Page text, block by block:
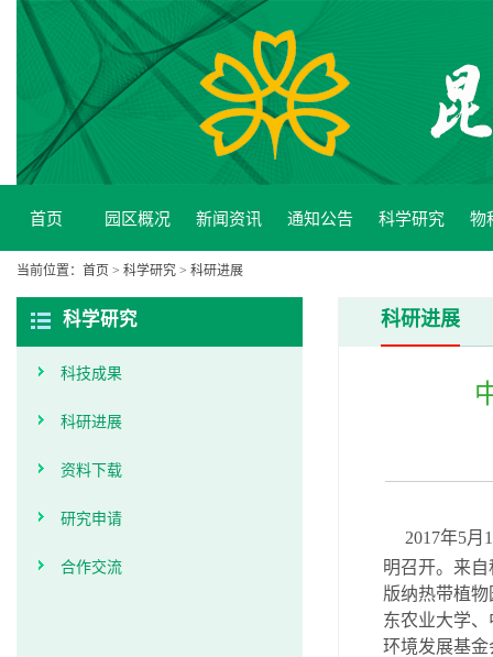
首页 园区概况 新闻资讯 通知公告 科学研究 物
当前位置： 首页 > 科学研究 > 科研进展
科学研究
科技成果
科研进展
资料下载
研究申请
合作交流
科研进展
2017年5月
明召开。来
版纳热带植
东农业大学
环境发展基